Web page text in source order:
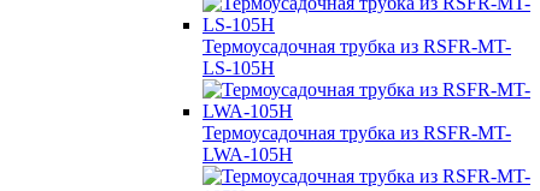
Термоусадочная трубка из RSFR-MT-
LS-105H
Термоусадочная трубка из RSFR-MT-
LWA-105H